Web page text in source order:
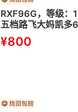
RXF96G，等级：
五档路飞大妈凯多
¥800